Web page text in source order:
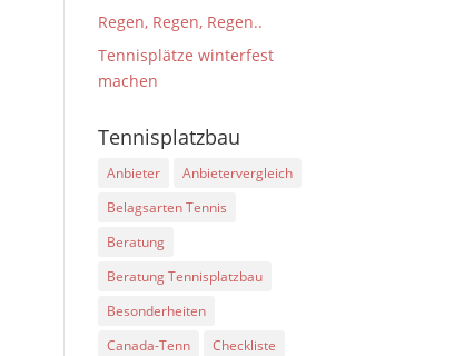
Regen, Regen, Regen..
Tennisplätze winterfest
machen
Tennisplatzbau
Anbieter
Anbietervergleich
Belagsarten Tennis
Beratung
Beratung Tennisplatzbau
Besonderheiten
Canada-Tenn
Checkliste